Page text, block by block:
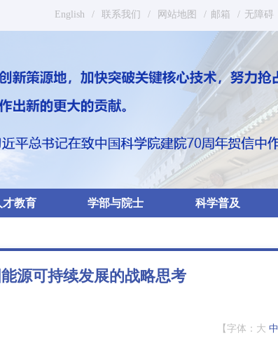
English / 联系我们 / 网站地图 / 邮箱 / 无障碍
才教育 学部与院士 科学普及
源可持续发展的战略思考
【字体： 大 中